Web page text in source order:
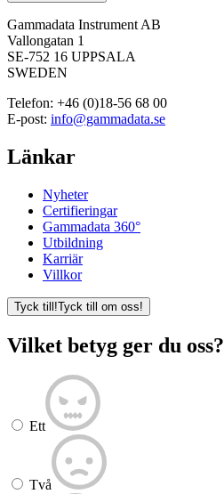
Gammadata Instrument AB
Vallongatan 1
SE-752 16 UPPSALA
SWEDEN
Telefon: +46 (0)18-56 68 00
E-post: info@gammadata.se
Länkar
Nyheter
Certifieringar
Gammadata 360°
Utbildning
Karriär
Villkor
Tyck till!Tyck till om oss!
Vilket betyg ger du oss?
Ett
Två